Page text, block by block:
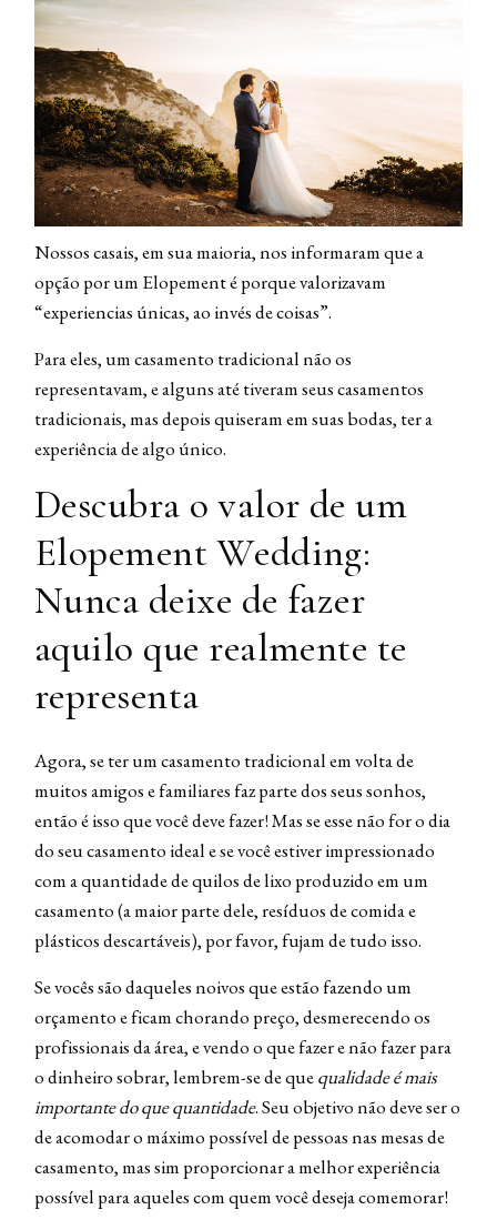
Nossos casais, em sua maioria, nos informaram que a
opção por um Elopement é porque valorizavam
“experiencias únicas, ao invés de coisas”.
Para eles, um casamento tradicional não os
representavam, e alguns até tiveram seus casamentos
tradicionais, mas depois quiseram em suas bodas, ter a
experiência de algo único.
Descubra o valor de um
Elopement Wedding:
Nunca deixe de fazer
aquilo que realmente te
representa
Agora, se ter um casamento tradicional em volta de
muitos amigos e familiares faz parte dos seus sonhos,
então é isso que você deve fazer! Mas se esse não for o dia
do seu casamento ideal e se você estiver impressionado
com a quantidade de quilos de lixo produzido em um
casamento (a maior parte dele, resíduos de comida e
plásticos descartáveis), por favor, fujam de tudo isso.
Se vocês são daqueles noivos que estão fazendo um
orçamento e ficam chorando preço, desmerecendo os
profissionais da área, e vendo o que fazer e não fazer para
o dinheiro sobrar, lembrem-se de quequalidade é mais
importante do que quantidade. Seu objetivo não deve ser o
de acomodar o máximo possível de pessoas nas mesas de
casamento, mas sim proporcionar a melhor experiência
possível para aqueles com quem você deseja comemorar!